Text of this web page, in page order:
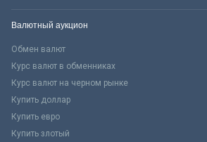
Валютный аукцион
Обмен валют
Курс валют в обменниках
Курс валют на черном рынке
Купить доллар
Купить евро
Купить злотый